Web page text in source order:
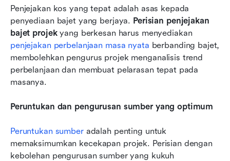
Penjejakan kos yang tepat adalah asas kepada
penyediaan bajet yang berjaya. Perisian penjejakan
bajet projek
penjejakan perbelanjaan masa nyata berbanding bajet,
membolehkan pengurus projek menganalisis trend
perbelanjaan dan membuat pelarasan tepat pada
masanya.
Peruntukan dan pengurusan sumber yang optimum
Peruntukan sumber adalah penting untuk
memaksimumkan kecekapan projek. Perisian dengan
kebolehan pengurusan sumber yang kukuh